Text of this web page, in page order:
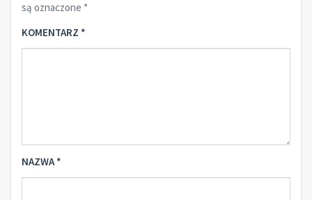
są oznaczone *
KOMENTARZ *
NAZWA*